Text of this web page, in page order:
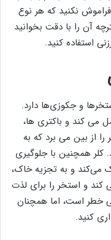
نکنید که هر نوع
آن را با دقت بخوانید
استفاده کنید.
و جکوزی‌ها دارد.
می ‌کند و باکتری‌ ها،
از بین می ‌برد که به
همچنین با جلوگیری
می‌کند و به تجزیه خاک،
کند و استخر را برای لذت
‌خطر است، اما همچنان
کنید.